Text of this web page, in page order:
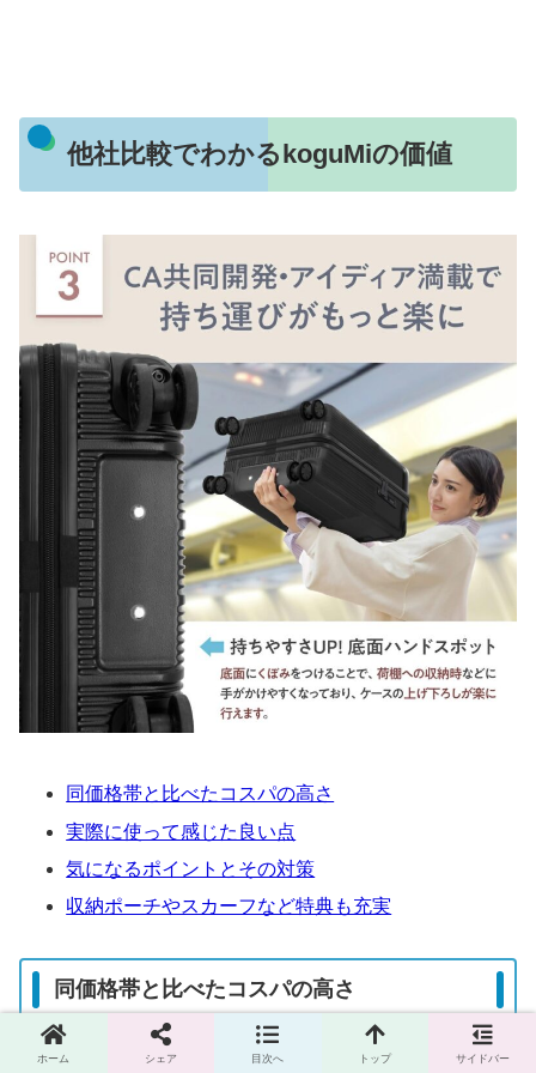
他社比較でわかるkoguMiの価値
同価格帯と比べたコスパの高さ
実際に使って感じた良い点
気になるポイントとその対策
収納ポーチやスカーフなど特典も充実
同価格帯と比べたコスパの高さ
ホーム シェア 目次へ トップ サイドバー